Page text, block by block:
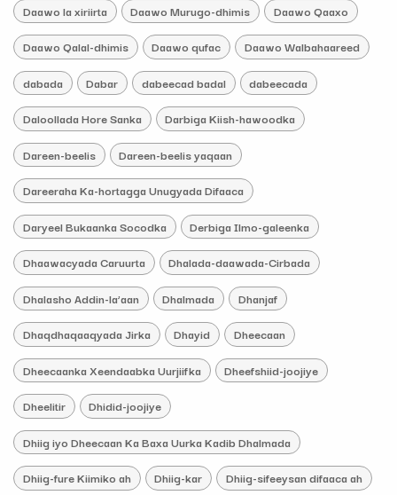
Daawo la xiriirta Daawo Murugo-dhimis Daawo Qaaxo
Daawo Qalal-dhimis Daawo qufac Daawo Walbahaareed
dabada Dabar dabeecad badal dabeecada
Daloollada Hore Sanka Darbiga Kiish-hawoodka
Dareen-beelis Dareen-beelis yaqaan
Dareeraha Ka-hortagga Unugyada Difaaca
Daryeel Bukaanka Socodka Derbiga Ilmo-galeenka
Dhaawacyada Caruurta Dhalada-daawada-Cirbada
Dhalasho Addin-la’aan Dhalmada Dhanjaf
Dhaqdhaqaaqyada Jirka Dhayid Dheecaan
Dheecaanka Xeendaabka Uurjiifka Dheefshiid-joojiye
Dheelitir Dhidid-joojiye
Dhiig iyo Dheecaan Ka Baxa Uurka Kadib Dhalmada
Dhiig-fure Kiimiko ah Dhiig-kar Dhiig-sifeeysan difaaca ah